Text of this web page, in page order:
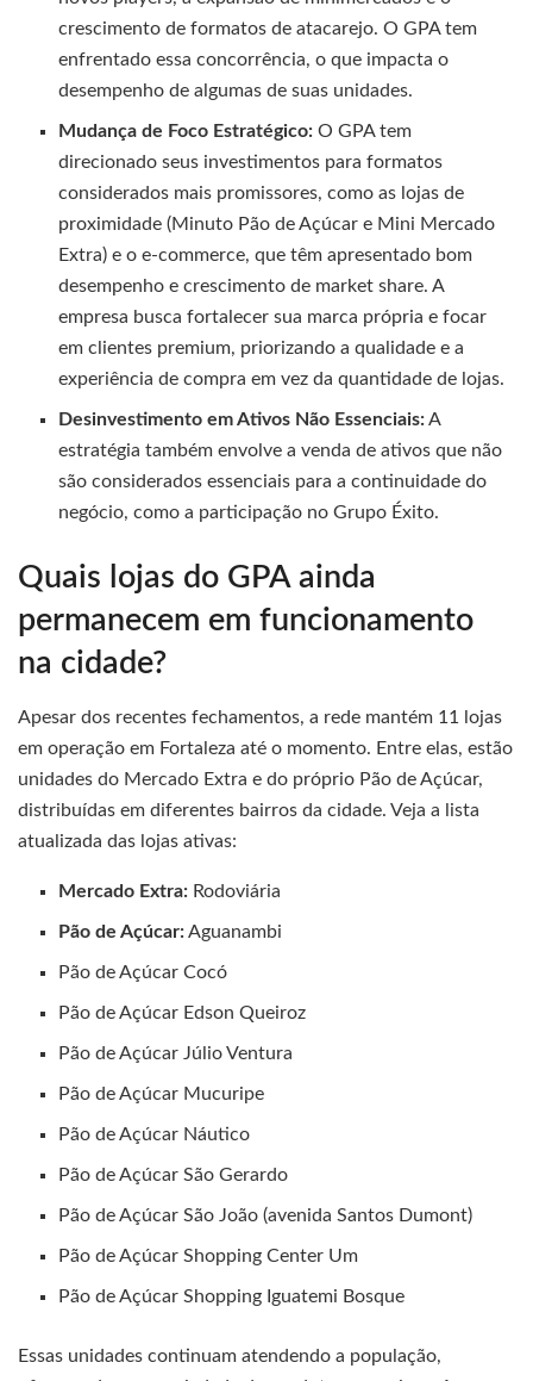
crescimento de formatos de atacarejo. O GPA tem
enfrentado essa concorrência, o que impacta o
desempenho de algumas de suas unidades.
Mudança de Foco Estratégico: O GPA tem
direcionado seus investimentos para formatos
considerados mais promissores, como as lojas de
proximidade (Minuto Pão de Açúcar e Mini Mercado
Extra) e o e-commerce, que têm apresentado bom
desempenho e crescimento de market share. A
empresa busca fortalecer sua marca própria e focar
em clientes premium, priorizando a qualidade e a
experiência de compra em vez da quantidade de lojas.
Desinvestimento em Ativos Não Essenciais:A
estratégia também envolve a venda de ativos que não
são considerados essenciais para a continuidade do
negócio, como a participação no Grupo Éxito.
Quais lojas do GPA ainda
permanecem em funcionamento
na cidade?
Apesar dos recentes fechamentos, a rede mantém 11 lojas
em operação em Fortaleza até o momento. Entre elas, estão
unidades do Mercado Extra e do próprio Pão de Açúcar,
distribuídas em diferentes bairros da cidade. Veja a lista
atualizada das lojas ativas:
Mercado Extra: Rodoviária
Pão de Açúcar:Aguanambi
Pão de Açúcar Cocó
Pão de Açúcar Edson Queiroz
Pão de Açúcar Júlio Ventura
Pão de Açúcar Mucuripe
Pão de Açúcar Náutico
Pão de Açúcar São Gerardo
Pão de Açúcar São João (avenida Santos Dumont)
Pão de Açúcar Shopping Center Um
Pão de Açúcar Shopping Iguatemi Bosque
Essas unidades continuam atendendo a população,